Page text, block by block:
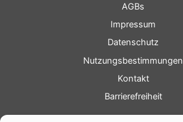
AGBs
Impressum
Datenschutz
Nutzungsbestimmungen
Kontakt
Barrierefreiheit